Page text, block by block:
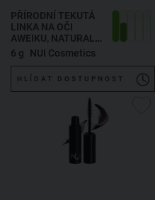
PŘÍRODNÍ TEKUTÁ
LINKA NA OČI
AWEIKU , NATURAL
LIQUID EYELINER
AWEIKU 6 G
6 g NUI Cosmetics
HLÍDAT DOSTUPNOST